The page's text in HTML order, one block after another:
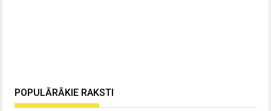
POPULĀRĀKIE RAKSTI